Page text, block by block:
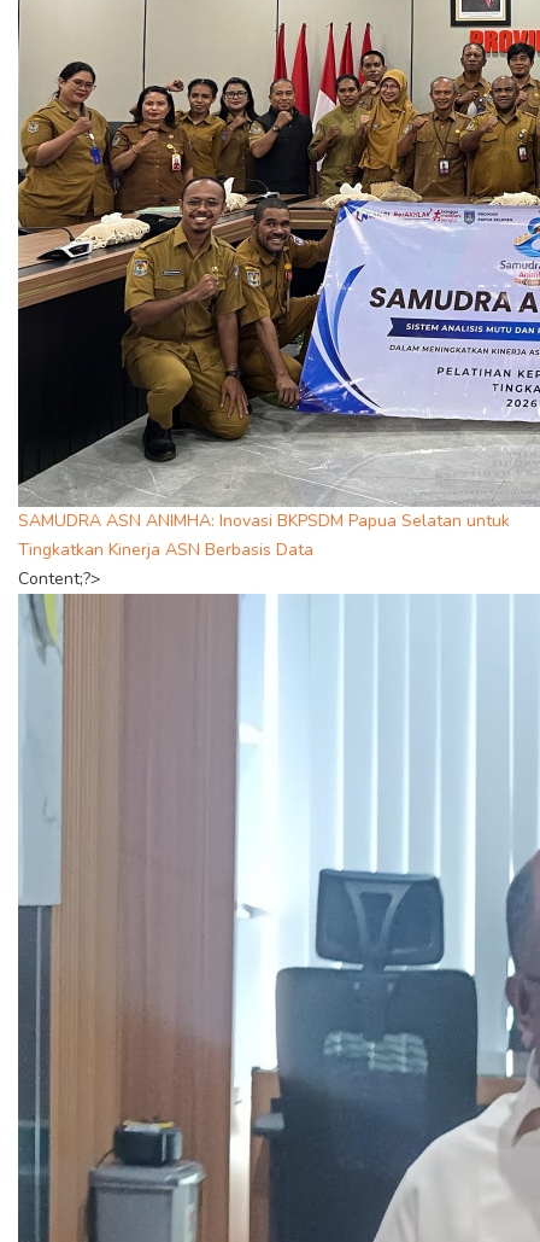
SAMUDRA ASN ANIMHA: Inovasi BKPSDM Papua Selatan untuk
Tingkatkan Kinerja ASN Berbasis Data
Content;?>